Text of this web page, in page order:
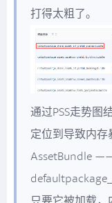
打得太粗了。
通过PSS走势图
定位到导致内
AssetBundle